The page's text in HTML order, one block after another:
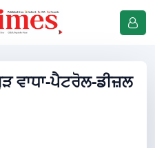
ਵਾਧਾ-ਪੈਟਰੋਲ-ਡੀਜ਼ਲ